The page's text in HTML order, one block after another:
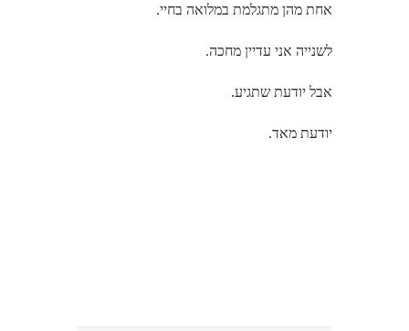
אחת מהן מתגלמת במלואה בחיי.
לשנייה אני עדיין מחכה.
אבל יודעת שתגיע.
יודעת מאד.